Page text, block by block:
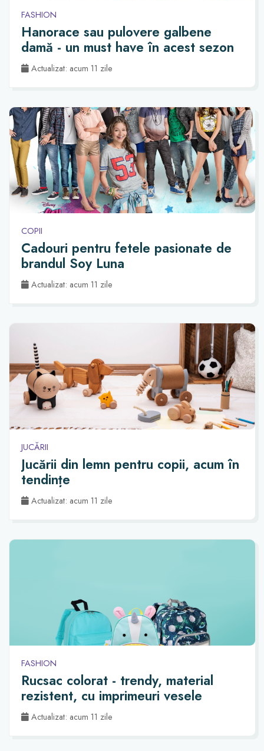
FASHION
Hanorace sau pulovere galbene
damă - un must have în acest sezon
Actualizat: acum 11 zile
COPII
Cadouri pentru fetele pasionate de
brandul Soy Luna
Actualizat: acum 11 zile
JUCĂRII
Jucării din lemn pentru copii, acum în
tendințe
Actualizat: acum 11 zile
FASHION
Rucsac colorat - trendy, material
rezistent, cu imprimeuri vesele
Actualizat: acum 11 zile